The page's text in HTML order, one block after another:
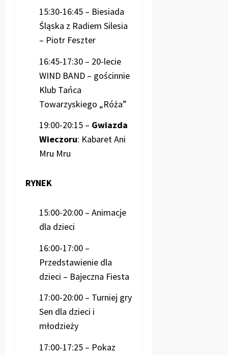
15:30-16:45 – Biesiada
Śląska z Radiem Silesia
– Piotr Feszter
16:45-17:30 – 20-lecie
WIND BAND – gościnnie
Klub Tańca
Towarzyskiego „Róża”
19:00-20:15 – Gwiazda
Wieczoru: Kabaret Ani
Mru Mru
RYNEK
15:00-20:00 – Animacje
dla dzieci
16:00-17:00 –
Przedstawienie dla
dzieci – Bajeczna Fiesta
17:00-20:00 – Turniej gry
Sen dla dzieci i
młodzieży
17:00-17:25 – Pokaz